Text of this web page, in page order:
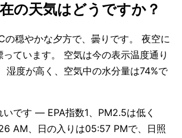
の天気はどうですか？
の穏やかな夕方で、曇りです。 夜空に
ています。 空気は今の表示温度通り
湿度が高く、空気中の水分量は74%で
です — EPA指数1、PM2.5は低く
AM、日の入りは05:57 PMで、日照